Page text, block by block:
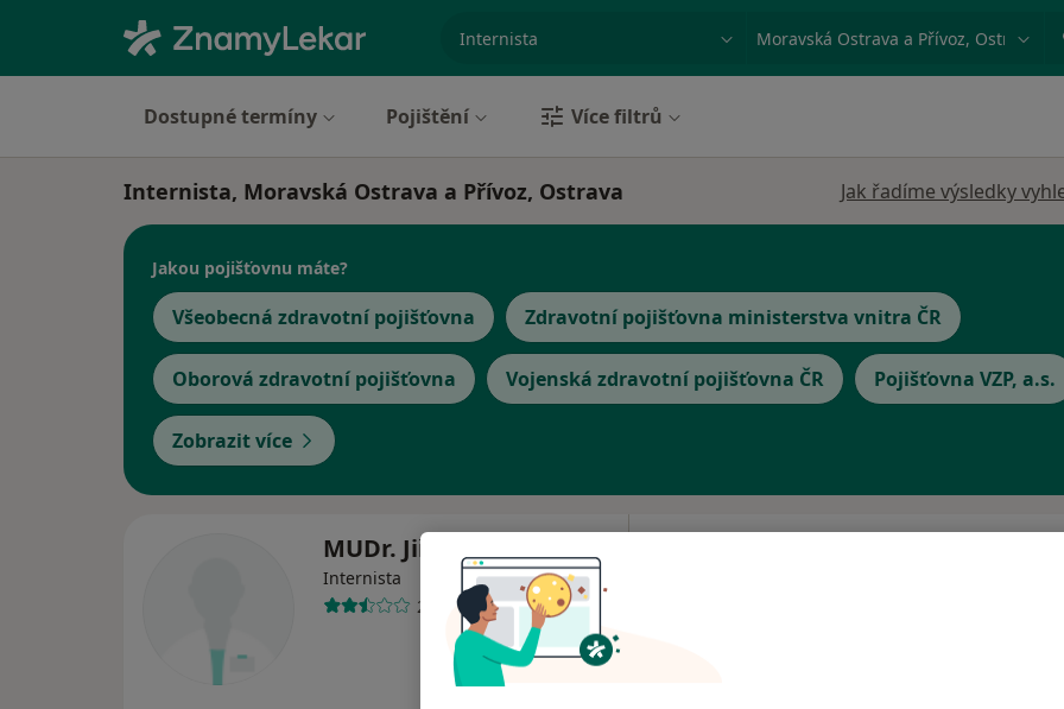
Město nebo region
Dostupné termíny Pojištění Více filtrů
Internista, Moravská Ostrava a Přívoz, Ostrava Jak řadíme výsledky
Jakou pojišťovnu máte?
Všeobecná zdravotní pojišťovna Zdravotní pojišťovna ministerstva vnitra ČR
Oborová zdravotní pojišťovna Vojenská zdravotní pojišťovna ČR Pojišťovna VZP, a.s.
Zobrazit více
MUDr. Jiří Bizoň
Internista
2 názory